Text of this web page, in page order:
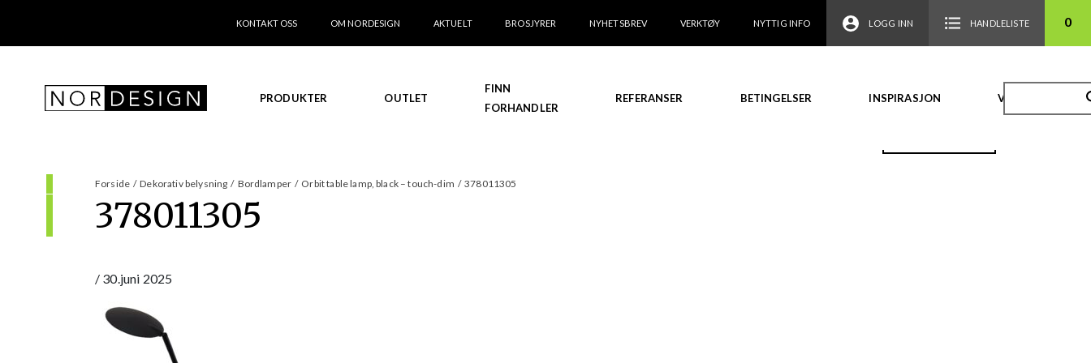
KONTAKT OSS OM NORDESIGN AKTUELT BROSJYRER NYHETSBREV VERKTØY NYTTIG INFO LOGG INN HANDLELISTE 0
PRODUKTER OUTLET
FINN
FORHANDLER
REFERANSER BETINGELSER INSPIRASJON VIDEO
Forside / Dekorativ belysning / Bordlamper / Orbit table lamp, black – touch-dim / 378011305
378011305
/ 30.juni 2025